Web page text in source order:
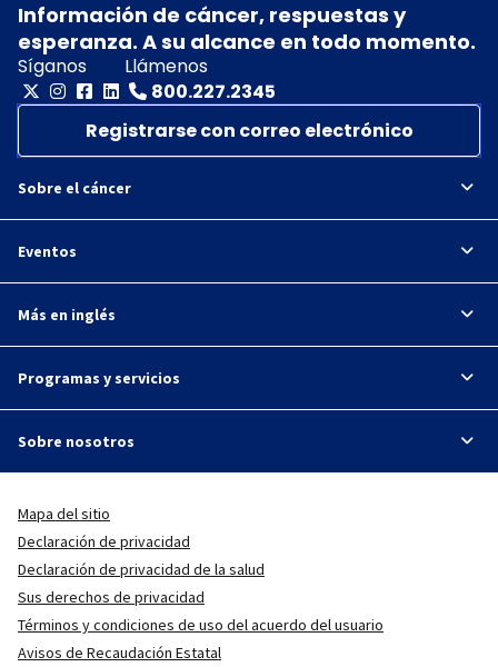
Información de cáncer, respuestas y
esperanza. A su alcance en todo momento.
Síganos
Llámenos
800.227.2345
Registrarse con correo electrónico
Sobre el cáncer
Eventos
Más en inglés
Programas y servicios
Sobre nosotros
Mapa del sitio
Declaración de privacidad
Declaración de privacidad de la salud
Sus derechos de privacidad
Términos y condiciones de uso del acuerdo del usuario
Avisos de Recaudación Estatal